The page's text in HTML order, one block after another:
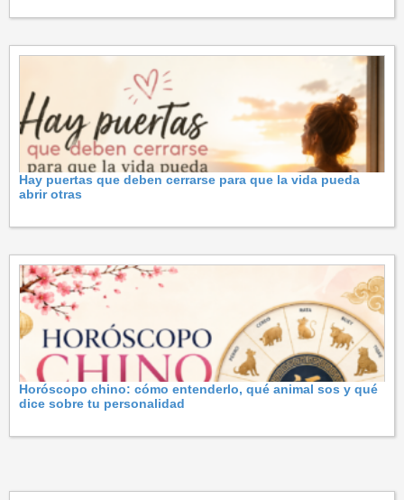
Hay puertas que deben cerrarse para que la vida pueda
abrir otras
Horóscopo chino: cómo entenderlo, qué animal sos y qué
dice sobre tu personalidad